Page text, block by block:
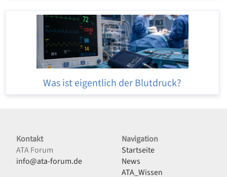
Was ist eigentlich der Blutdruck?
Kontakt
ATA Forum
info@ata-forum.de
Navigation
Startseite
News
ATA_Wissen